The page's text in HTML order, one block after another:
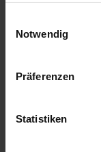
Notwendig
Präferenzen
Statistiken